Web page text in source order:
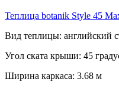
Теплица botanik Style 45
Вид теплицы: английский
Угол ската крыши: 45
Ширина каркаса: 3.68 м